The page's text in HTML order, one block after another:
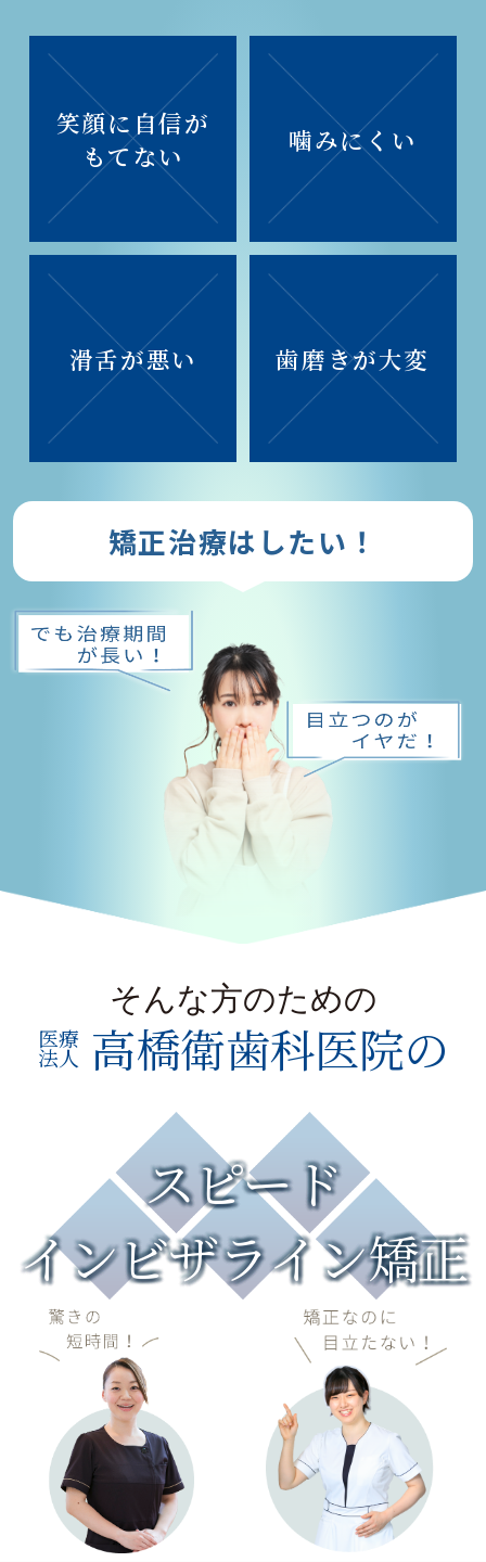
笑顔に自信が
もてない
噛みにくい
滑舌が悪い 歯磨きが大変
矯正治療はしたい！
そんな方のための
医療
法人 高橋衛歯科医院の
スピード
インビザライン矯正